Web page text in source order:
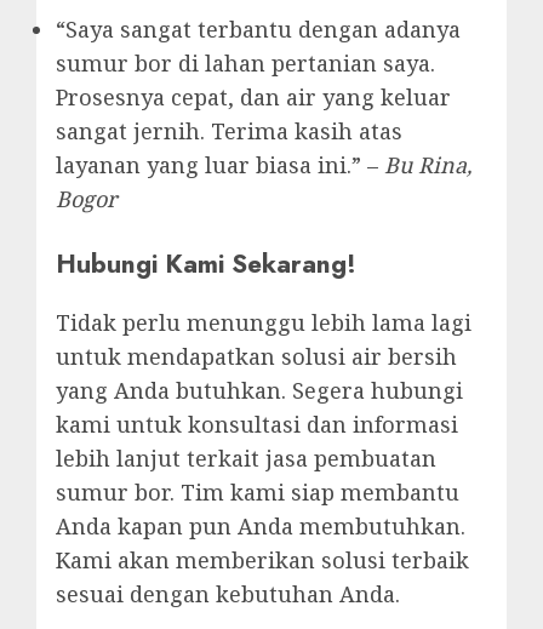
“Saya sangat terbantu dengan adanya
sumur bor di lahan pertanian saya.
Prosesnya cepat, dan air yang keluar
sangat jernih. Terima kasih atas
layanan yang luar biasa ini.” – Bu Rina,
Bogor
Hubungi Kami Sekarang!
Tidak perlu menunggu lebih lama lagi
untuk mendapatkan solusi air bersih
yang Anda butuhkan. Segera hubungi
kami untuk konsultasi dan informasi
lebih lanjut terkait jasa pembuatan
sumur bor. Tim kami siap membantu
Anda kapan pun Anda membutuhkan.
Kami akan memberikan solusi terbaik
sesuai dengan kebutuhan Anda.